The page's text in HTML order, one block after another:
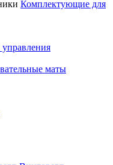
Комплектующие для
маты